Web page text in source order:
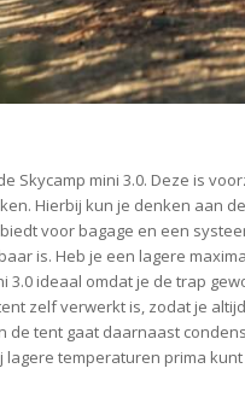
Skycamp mini 3.0. Deze is
Hierbij kun je denken aan
voor bagage en een
is. Heb je een lagere
3.0 ideaal omdat je de trap
zelf verwerkt is, zodat je
tent gaat daarnaast
temperaturen prima